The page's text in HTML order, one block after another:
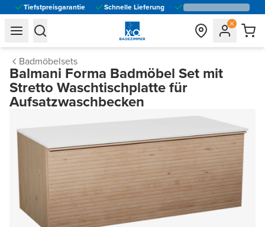
Tiefstpreisgarantie Schnelle Lieferung
general.navigation.toggle_menu.label
general.navigation.toggle_menu.label
Badmöbelsets
Balmani Forma Badmöbel Set mit
Stretto Waschtischplatte für
Aufsatzwaschbecken